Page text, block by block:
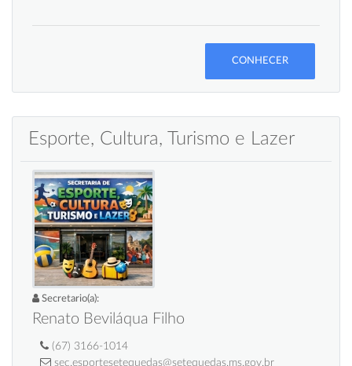
CONHECER
Esporte, Cultura, Turismo e Lazer
Secretario(a):
Renato Beviláqua Filho
(67) 3166-1014
sec.esportesetequedas@setequedas.ms.gov.br